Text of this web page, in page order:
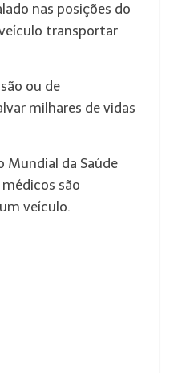
nas posições do
transportar
ou de
milhares de vidas
Mundial da Saúde
são
veículo.